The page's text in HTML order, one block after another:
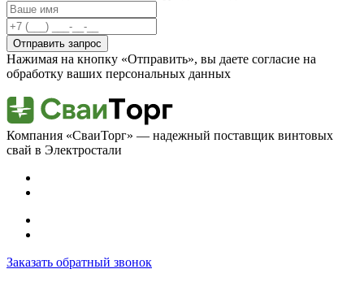
Отправить запрос
Нажимая на кнопку «Отправить», вы даете согласие на
обработку ваших персональных данных
Компания «СваиТорг» — надежный поставщик винтовых
свай в Электростали
Заказать обратный звонок